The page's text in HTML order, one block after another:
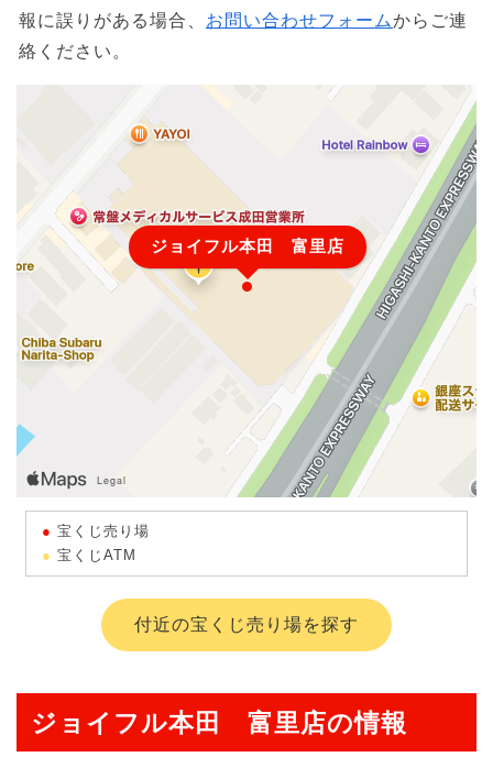
報に誤りがある場合、 お問い合わせフォームからご連
絡ください。
ジョイフル本田 富里店
宝くじ売り場
宝くじATM
付近の宝くじ売り場を探す
ジョイフル本田 富里店の情報